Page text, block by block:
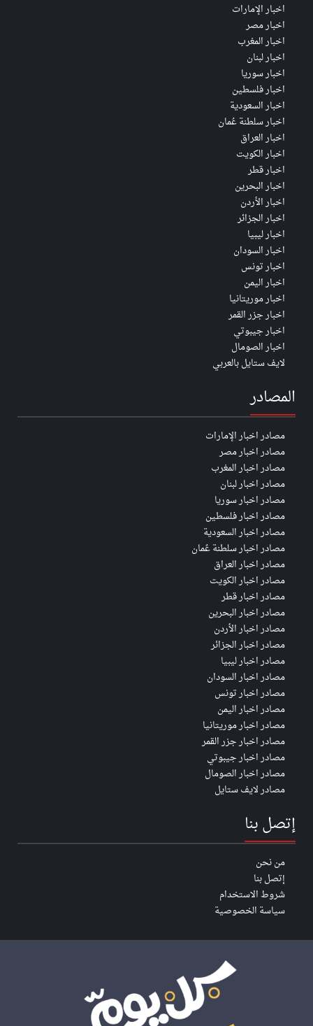
اخبار الإمارات
اخبار مصر
اخبار المغرب
اخبار لبنان
اخبار سوريا
اخبار فلسطين
اخبار السعودية
اخبار سلطنة عُمان
اخبار العراق
اخبار الكويت
اخبار قطر
اخبار البحرين
اخبار الأردن
اخبار الجزائر
اخبار ليبيا
اخبار السودان
اخبار تونس
اخبار اليمن
اخبار موريتانيا
اخبار جزر القمر
اخبار جيبوتي
اخبار الصومال
لايف ستايل بالعربي
المصادر
مصادر اخبار الإمارات
مصادر اخبار مصر
مصادر اخبار المغرب
مصادر اخبار لبنان
مصادر اخبار سوريا
مصادر اخبار فلسطين
مصادر اخبار السعودية
مصادر اخبار سلطنة عُمان
مصادر اخبار العراق
مصادر اخبار الكويت
مصادر اخبار قطر
مصادر اخبار البحرين
مصادر اخبار الأردن
مصادر اخبار الجزائر
مصادر اخبار ليبيا
مصادر اخبار السودان
مصادر اخبار تونس
مصادر اخبار اليمن
مصادر اخبار موريتانيا
مصادر اخبار جزر القمر
مصادر اخبار جيبوتي
مصادر اخبار الصومال
مصادر لايف ستايل
إتصل بنا
من نحن
إتصل بنا
شروط الاستخدام
سياسة الخصوصية